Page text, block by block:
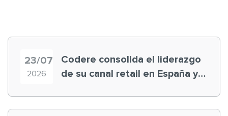
23/07
2026
Codere consolida el liderazgo
de su canal retail en España y